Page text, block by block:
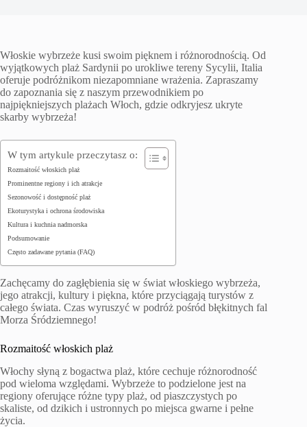
Włoskie wybrzeże kusi swoim pięknem i różnorodnością. Od
wyjątkowych plaż Sardynii po urokliwe tereny Sycylii, Italia
oferuje podróżnikom niezapomniane wrażenia. Zapraszamy
do zapoznania się z naszym przewodnikiem po
najpiękniejszych plażach Włoch, gdzie odkryjesz ukryte
skarby wybrzeża!
W tym artykule przeczytasz o:
Rozmaitość włoskich plaż
Prominentne regiony i ich atrakcje
Sezonowość i dostępność plaż
Ekoturystyka i ochrona środowiska
Kultura i kuchnia nadmorska
Podsumowanie
Często zadawane pytania (FAQ)
Zachęcamy do zagłębienia się w świat włoskiego wybrzeża,
jego atrakcji, kultury i piękna, które przyciągają turystów z
całego świata. Czas wyruszyć w podróż pośród błękitnych fal
Morza Śródziemnego!
Rozmaitość włoskich plaż
Włochy słyną z bogactwa plaż, które cechuje różnorodność
pod wieloma względami. Wybrzeże to podzielone jest na
regiony oferujące różne typy plaż, od piaszczystych po
skaliste, od dzikich i ustronnych po miejsca gwarne i pełne
życia.